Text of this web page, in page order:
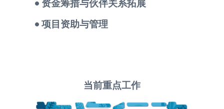
• 资金筹措与伙伴关系拓展
• 项目资助与管理
当前重点工作